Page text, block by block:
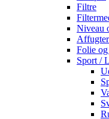
Filtre
Niveau
Folie
Sport /